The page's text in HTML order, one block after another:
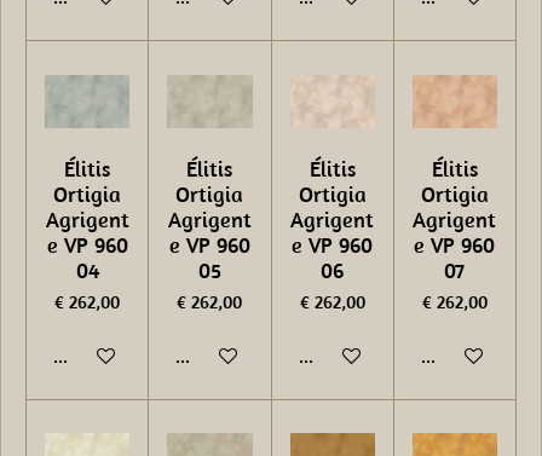
Élitis
Ortigia
Agrigent
e VP 960
04
€ 262,00
In winkelwagen
Élitis
Ortigia
Agrigent
e VP 960
05
€ 262,00
In winkelwagen
Élitis
Ortigia
Agrigent
e VP 960
06
€ 262,00
In winkelwagen
Élitis
Ortigia
Agrigent
e VP 960
07
€ 262,00
In